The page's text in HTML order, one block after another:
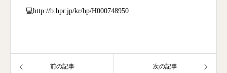
💻http://b.hpr.jp/kr/hp/H000748950
前の記事 次の記事